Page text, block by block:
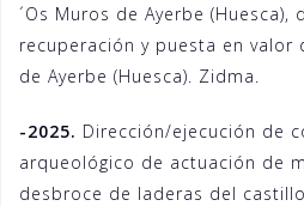
´Os Muros de Ayerbe
recuperación y puesta en valor
de Ayerbe (Huesca). Zidma.
-2025. Dirección/ejecución de
arqueológico de actuación de
desbroce de laderas del